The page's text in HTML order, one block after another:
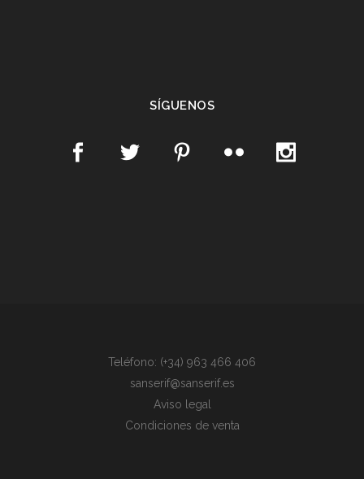
SÍGUENOS
Teléfono: (+34) 963 466 406
sanserif@sanserif.es
Aviso legal
Condiciones de venta